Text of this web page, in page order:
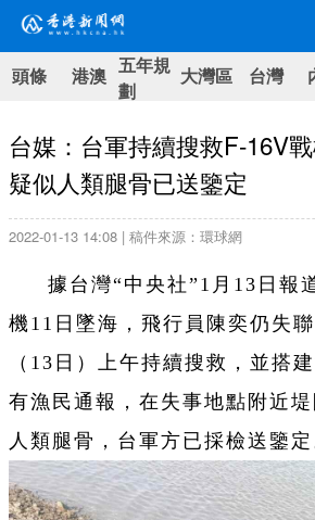
頭條 港澳 五年規
劃
大灣區 台灣
台媒：台軍持續搜救F-16V
疑似人類腿骨已送鑒定
2022-01-13 14:08 | 稿件來源：環球網
據台灣“中央社”1月13日報
機11日墜海，飛行員陳奕仍失
（13日）上午持續搜救，並搭
有漁民通報，在失事地點附近
人類腿骨，台軍方已採檢送鑒定